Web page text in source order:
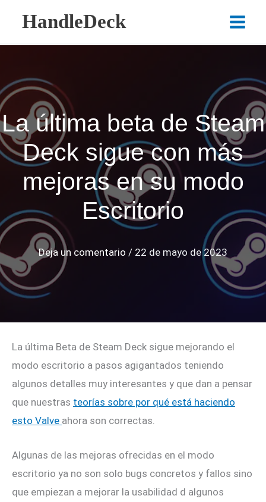
contenido
HandleDeck
Main
La última beta de Steam
Deck sigue con más
mejoras en su modo
Escritorio
Deja un comentario / 22 de mayo de 2023
La última Beta de Steam Deck sigue mejorando el
modo escritorio a pasos agigantados teniendo
algunos detalles muy interesantes y que dan a pensar
que nuestras teorías sobre por qué está haciendo
esto Valve ahora son correctas.
Algunas de las mejoras ofrecidas en el modo
escritorio ya no son solo bugs concretos y fallos sino
que empiezan a mejorar la usabilidad d algunos